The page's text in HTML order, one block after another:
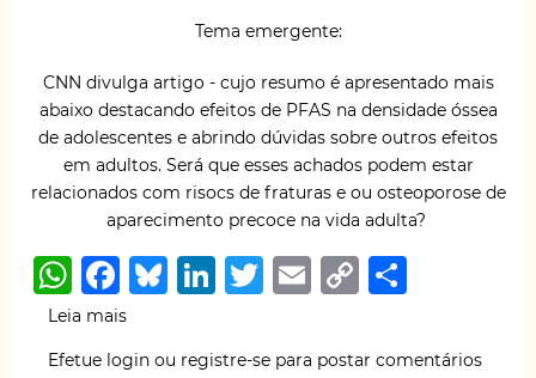
laboral,
conforme
as
atualizações
da
NR-
Tema emergente:
CNN divulga artigo - cujo resumo é apresentado mais
abaixo destacando efeitos de PFAS na densidade óssea
de adolescentes e abrindo dúvidas sobre outros efeitos
em adultos. Será que esses achados podem estar
relacionados com risocs de fraturas e ou osteoporose de
aparecimento precoce na vida adulta?
W
h
at
F
a
c
B
lu
e
Li
n
k
T
w
it
E
m
ai
C
o
p ar
Leia mais
emergente:
Efetue login ou registre-se para postar comentários